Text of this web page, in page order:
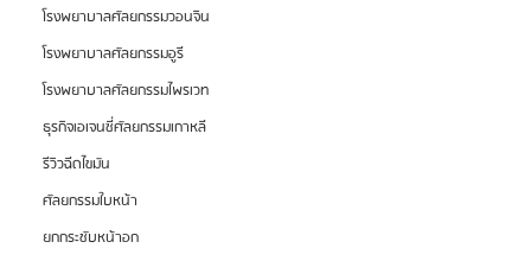
โรงพยาบาลศัลยกรรมวอนจิน
โรงพยาบาลศัลยกรรมอูรี
โรงพยาบาลศัลยกรรมไพรเวท
ธุรกิจเอเจนซี่ศัลยกรรมเกาหลี
รีวิวฉีดไขมัน
ศัลยกรรมใบหน้า
ยกกระชับหน้าอก